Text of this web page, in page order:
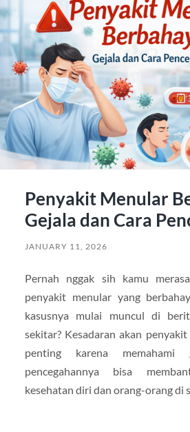
Penyakit Menular
Gejala dan Cara
JANUARY 11, 2026
Pernah nggak sih kamu
penyakit menular yang
kasusnya mulai muncul di
sekitar? Kesadaran akan
penting karena
pencegahannya bisa
kesehatan diri dan orang-orang di